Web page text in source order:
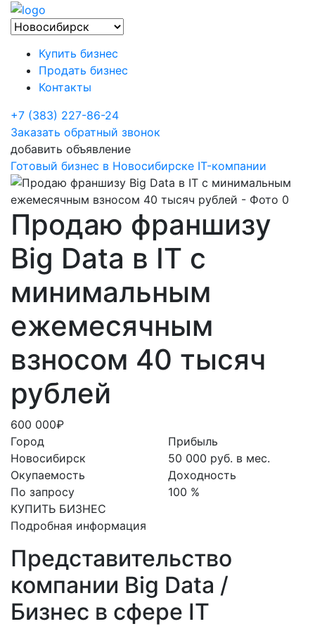
Купить бизнес
Продать бизнес
Контакты
+7 (383) 227-86-24
Заказать обратный звонок
добавить объявление
Готовый бизнес в Новосибирске IT-компании
Продаю франшизу
Big Data в IT с
минимальным
ежемесячным
взносом 40 тысяч
рублей
600 000₽
Город
Новосибирск
Окупаемость
По запросу
КУПИТЬ БИЗНЕС
Прибыль
50 000 руб. в мес.
Доходность
100 %
Подробная информация
Представительство
компании Big Data /
Бизнес в сфере IT